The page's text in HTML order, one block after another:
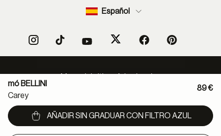
mó BELLINI
Carey
89 €
AÑADIR SIN GRADUAR CON FILTRO AZUL
Español
Política protección de datos
Normas de uso de RSS
Declaración de accesibilidad
Canal denuncias